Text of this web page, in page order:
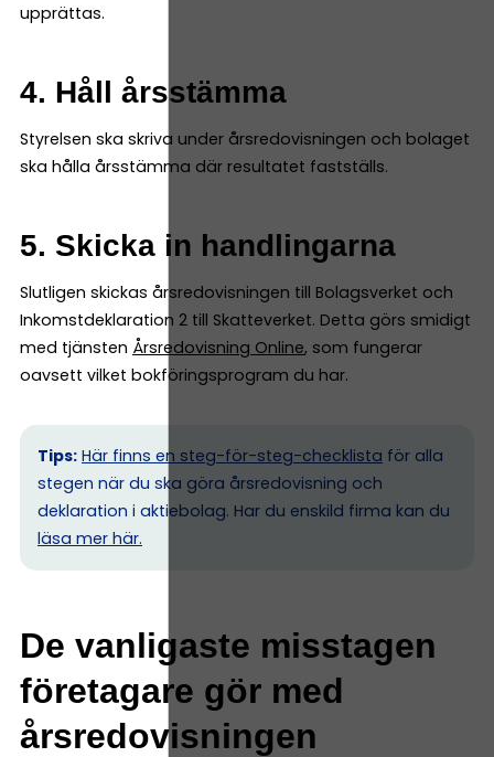
upprättas.
4. Håll årsstämma
Styrelsen ska skriva under årsredovisningen och bolaget
ska hålla årsstämma där resultatet fastställs.
5. Skicka in handlingarna
Slutligen skickas årsredovisningen till Bolagsverket och
Inkomstdeklaration 2 till Skatteverket. Detta görs smidigt
med tjänsten Årsredovisning Online, som fungerar
oavsett vilket bokföringsprogram du har.
Tips: Här finns en steg-för-steg-checklista för alla
stegen när du ska göra årsredovisning och
deklaration i aktiebolag. Har du enskild firma kan du
läsa mer här.
De vanligaste misstagen
företagare gör med
årsredovisningen